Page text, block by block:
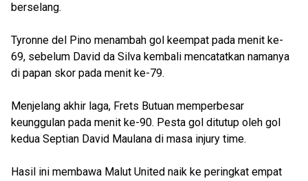
berselang.
Tyronne del Pino menambah gol keempat pada menit ke-
69, sebelum David da Silva kembali mencatatkan namanya
di papan skor pada menit ke-79.
Menjelang akhir laga, Frets Butuan memperbesar
keunggulan pada menit ke-90. Pesta gol ditutup oleh gol
kedua Septian David Maulana di masa injury time.
Hasil ini membawa Malut United naik ke peringkat empat